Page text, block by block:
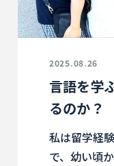
2025.08.26
言語を学
るのか？
私は留学経
で、幼い頃